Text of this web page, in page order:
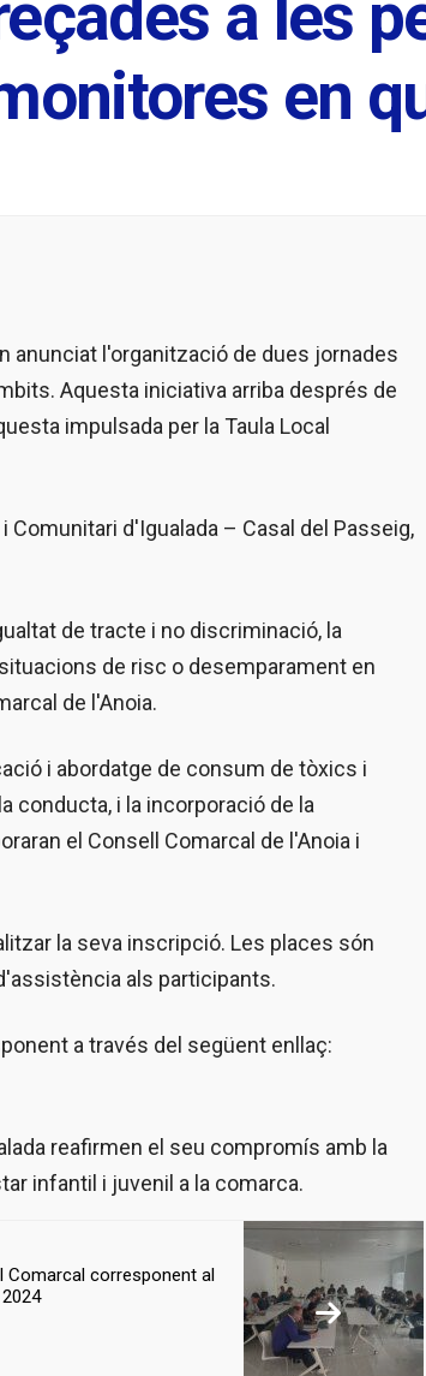
a les
en
anunciat l'organització de dues jornades
Aquesta iniciativa arriba després de
impulsada per la Taula Local
d'Igualada – Casal del Passeig,
de tracte i no discriminació, la
de risc o desemparament en
de l'Anoia.
i abordatge de consum de tòxics i
conducta, i la incorporació de la
el Consell Comarcal de l'Anoia i
la seva inscripció. Les places són
als participants.
a través del següent enllaç:
reafirmen el seu compromís amb la
infantil i juvenil a la comarca.
Comarcal corresponent al